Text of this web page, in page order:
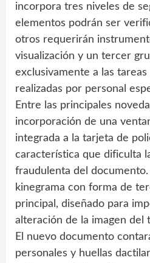
incorpora tres niveles de
elementos podrán ser
otros requerirán
visualización y un tercer
exclusivamente a las
realizadas por personal
Entre las principales
incorporación de una
integrada a la tarjeta de
característica que dificulta
fraudulenta del documento.
kinegrama con forma de
principal, diseñado para
alteración de la imagen del
El nuevo documento
personales y huellas